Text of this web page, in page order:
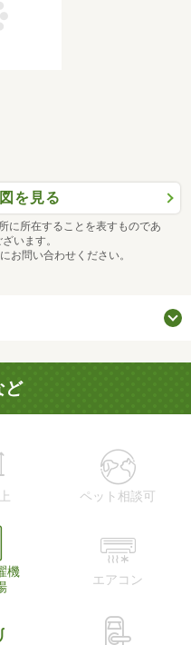
を見る
に所在することを表すものであ
います。
お問い合わせください。
ど
ペット相談可
機
エアコン